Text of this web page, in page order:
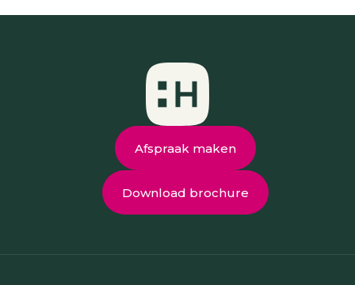
Afspraak maken
Download brochure